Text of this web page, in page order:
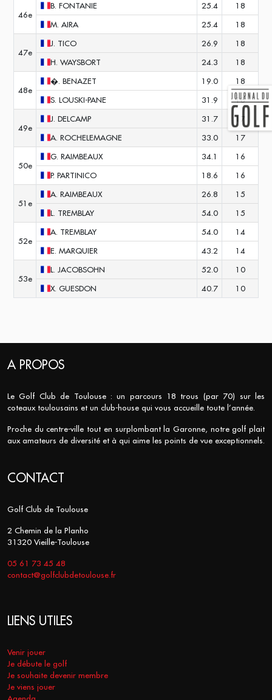
46e
B. FONTANIE 25.4
18
M. AIRA 25.4 18
47e
J. TICO 26.9
18
H. WAYSBORT 24.3 18
48e
�. BENAZET 19.0
18
S. LOUSKI-PANE 31.9 18
49e
J. DELCAMP 31.7
17
A. ROCHELEMAGNE 33.0 17
50e
G. RAIMBEAUX 34.1
16
P. PARTINICO 18.6 16
51e
A. RAIMBEAUX 26.8
15
L. TREMBLAY 54.0 15
52e
A. TREMBLAY 54.0
14
E. MARQUIER 43.2 14
53e
L. JACOBSOHN 52.0
10
X. GUESDON 40.7 10
A PROPOS
Le Golf Club de Toulouse : un parcours 18 trous (par 70) sur les
coteaux toulousains et un club-house qui vous accueille toute l’année.
Proche du centre-ville tout en surplombant la Garonne, notre golf plait
aux amateurs de diversité et à qui aime les points de vue exceptionnels.
CONTACT
Golf Club de Toulouse
2 Chemin de la Planho
31320 Vieille-Toulouse
05 61 73 45 48
contact@golfclubdetoulouse.fr
LIENS UTILES
Venir jouer
Je débute le golf
Je souhaite devenir membre
Je viens jouer